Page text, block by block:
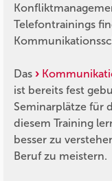
Telefontrainings
Das
ist bereits fest
Seminarplätze für
diesem Training
besser zu
Beruf zu meistern.